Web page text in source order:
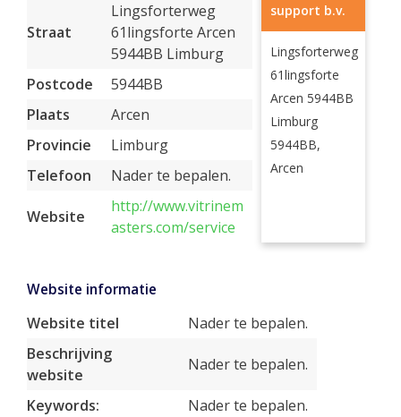
Straat
Lingsforterweg
61lingsforte Arcen
5944BB Limburg
Postcode
5944BB
Plaats
Arcen
Provincie
Limburg
Telefoon
Nader te bepalen.
Website
http://www.vitrinem
asters.com/service
support b.v.
Lingsforterweg
61lingsforte
Arcen 5944BB
Limburg
5944BB,
Arcen
Website informatie
Website titel
Nader te bepalen.
Beschrijving
website
Nader te bepalen.
Keywords: Nader te bepalen.